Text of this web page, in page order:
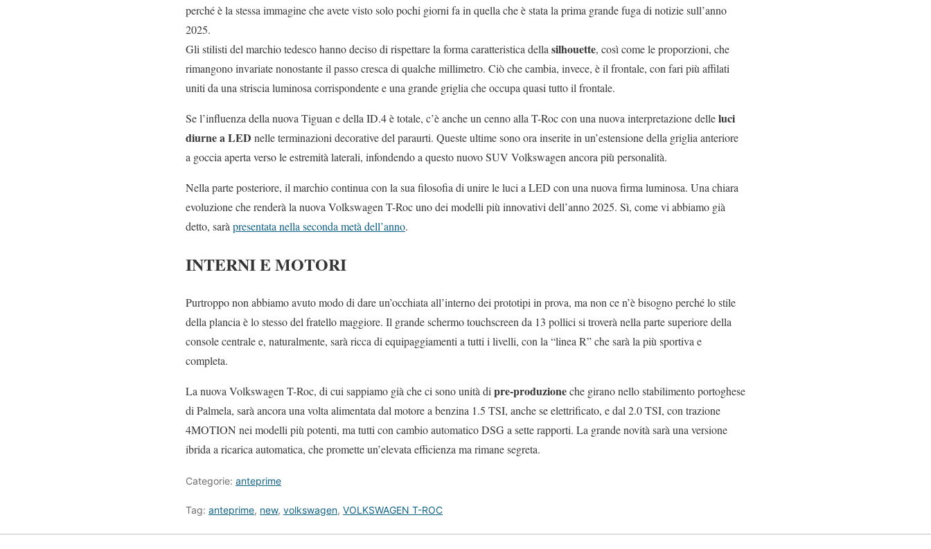
perché è la stessa immagine che avete visto solo pochi giorni fa in quella che è stata la prima grande fuga di notizie sull’anno
2025.
Gli stilisti del marchio tedesco hanno deciso di rispettare la forma caratteristica della silhouette, così come le proporzioni, che
rimangono invariate nonostante il passo cresca di qualche millimetro. Ciò che cambia, invece, è il frontale, con fari più affilati
uniti da una striscia luminosa corrispondente e una grande griglia che occupa quasi tutto il frontale.
Se l’influenza della nuova Tiguan e della ID.4 è totale, c’è anche un cenno alla T-Roc con una nuova interpretazione delleluci
diurne a LED nelle terminazioni decorative del paraurti. Queste ultime sono ora inserite in un’estensione della griglia anteriore
a goccia aperta verso le estremità laterali, infondendo a questo nuovo SUV Volkswagen ancora più personalità.
Nella parte posteriore, il marchio continua con la sua filosofia di unire le luci a LED con una nuova firma luminosa. Una chiara
evoluzione che renderà la nuova Volkswagen T-Roc uno dei modelli più innovativi dell’anno 2025. Sì, come vi abbiamo già
detto, sarà presentata nella seconda metà dell’anno.
INTERNI E MOTORI
Purtroppo non abbiamo avuto modo di dare un’occhiata all’interno dei prototipi in prova, ma non ce n’è bisogno perché lo stile
della plancia è lo stesso del fratello maggiore. Il grande schermo touchscreen da 13 pollici si troverà nella parte superiore della
console centrale e, naturalmente, sarà ricca di equipaggiamenti a tutti i livelli, con la “linea R” che sarà la più sportiva e
completa.
La nuova Volkswagen T-Roc, di cui sappiamo già che ci sono unità di pre-produzioneche girano nello stabilimento portoghese
di Palmela, sarà ancora una volta alimentata dal motore a benzina 1.5 TSI, anche se elettrificato, e dal 2.0 TSI, con trazione
4MOTION nei modelli più potenti, ma tutti con cambio automatico DSG a sette rapporti. La grande novità sarà una versione
ibrida a ricarica automatica, che promette un’elevata efficienza ma rimane segreta.
Categorie: anteprime
Tag: anteprime, new, volkswagen, VOLKSWAGEN T-ROC